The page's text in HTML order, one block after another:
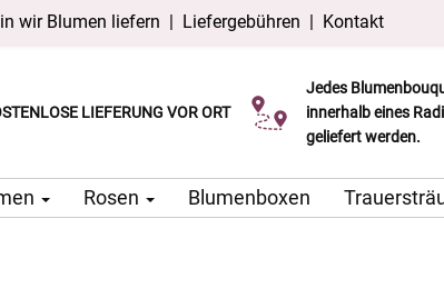
wir Blumen liefern | Liefergebühren | Kontakt
LIEFERUNG VOR ORT
am selben Tag möglich
Sie Ihr Lieferdatum
Jedes
innerhalb eines
geliefert werden.
Click & Collect Service
Rosen Blumenboxen